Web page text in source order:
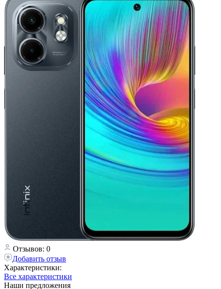
Отзывов: 0
Добавить отзыв
Характеристики:
Все характеристики
Наши предложения